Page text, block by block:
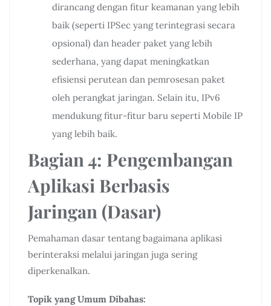
dirancang dengan fitur keamanan yang lebih
baik (seperti IPSec yang terintegrasi secara
opsional) dan header paket yang lebih
sederhana, yang dapat meningkatkan
efisiensi perutean dan pemrosesan paket
oleh perangkat jaringan. Selain itu, IPv6
mendukung fitur-fitur baru seperti Mobile IP
yang lebih baik.
Bagian 4: Pengembangan
Aplikasi Berbasis
Jaringan (Dasar)
Pemahaman dasar tentang bagaimana aplikasi
berinteraksi melalui jaringan juga sering
diperkenalkan.
Topik yang Umum Dibahas: